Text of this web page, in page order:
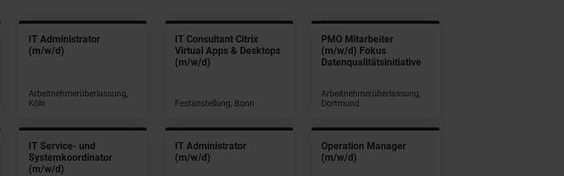
IT Administrator
(m/w/d)
Arbeitnehmerüberlassung,
Köln
IT Service- und
Systemkoordinator
(m/w/d)
IT Consultant Citrix
Virtual Apps & Desktops
(m/w/d)
Festanstellung, Bonn
IT Administrator
(m/w/d)
PMO Mitarbeiter
(m/w/d) Fokus
Datenqualitätsinitiative
Arbeitnehmerüberlassung,
Dortmund
Operation Manager
(m/w/d)